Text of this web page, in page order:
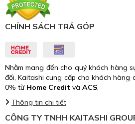
CHÍNH SÁCH TRẢ GÓP
Nhằm mang đến cho quý khách hàng
đối, Kaitashi cung cấp cho khách hàng
0% từ Home Credit và ACS.
Thông tin chi tiết
CÔNG TY TNHH KAITASHI